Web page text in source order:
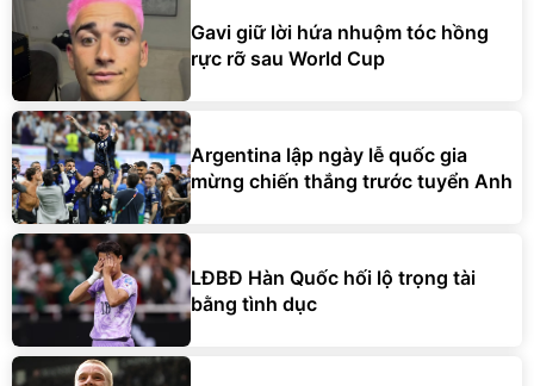
Gavi giữ lời hứa nhuộm tóc hồng
rực rỡ sau World Cup
Argentina lập ngày lễ quốc gia
mừng chiến thắng trước tuyển Anh
LĐBĐ Hàn Quốc hối lộ trọng tài
bằng tình dục